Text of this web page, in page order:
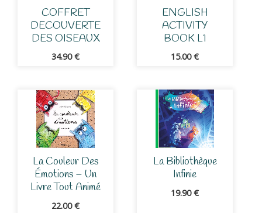
COFFRET
DECOUVERTE
DES OISEAUX
34.90€
ENGLISH
ACTIVITY
BOOK L1
15.00€
La Couleur Des
Émotions – Un
Livre Tout Animé
22.00€
La Bibliothèque
Infinie
19.90€